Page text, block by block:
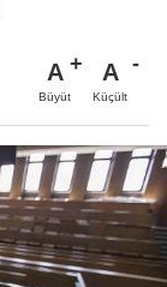
A
Büyüt
A
Küçült